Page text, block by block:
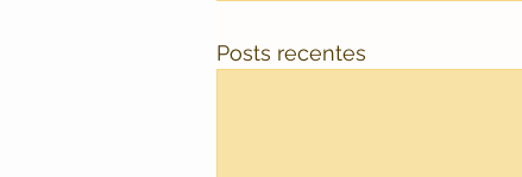
Posts recentes